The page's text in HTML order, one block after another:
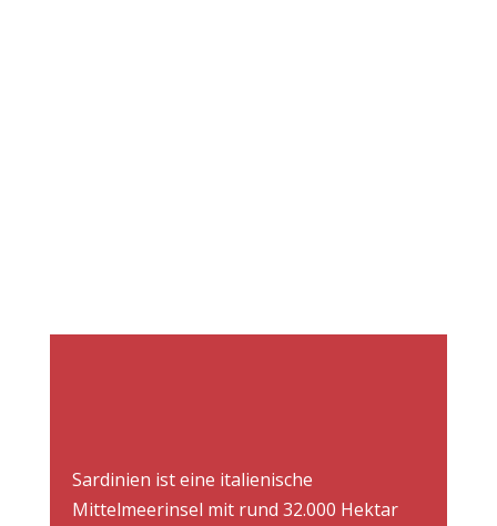
Sardinien ist eine italienische
Mittelmeerinsel mit rund 32.000 Hektar